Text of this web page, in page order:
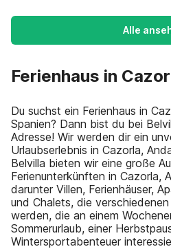
Alle
Ferienhaus in
Du suchst ein Ferienhaus in
Spanien? Dann bist du bei
Adresse! Wir werden dir ein
Urlaubserlebnis in Cazorla,
Belvilla bieten wir eine große
Ferienunterkünften in Cazorla,
darunter Villen, Ferienhäuser,
und Chalets, die
werden, die an einem
Sommerurlaub, einer
Wintersportabenteuer